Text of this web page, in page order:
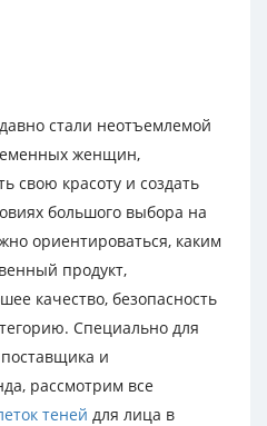
стали неотъемлемой
женщин,
свою красоту и создать
большого выбора на
ориентироваться, каким
продукт,
качество, безопасность
Специально для
и
рассмотрим все
теней для лица в